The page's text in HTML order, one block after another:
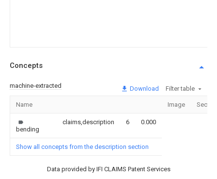
Concepts
machine-extracted Download Filter table
Name Image
bending
claims,description 6 0.000
Show all concepts from the description section
Data provided by IFI CLAIMS Patent Services